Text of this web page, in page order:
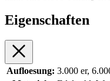
Eigenschaften
Aufloesung: 3.000 er,